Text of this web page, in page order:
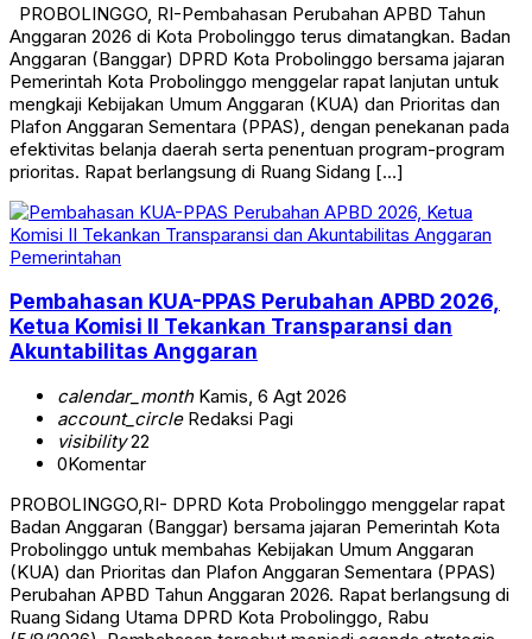
PROBOLINGGO, RI-Pembahasan Perubahan APBD Tahun
Anggaran 2026 di Kota Probolinggo terus dimatangkan. Badan
Anggaran (Banggar) DPRD Kota Probolinggo bersama jajaran
Pemerintah Kota Probolinggo menggelar rapat lanjutan untuk
mengkaji Kebijakan Umum Anggaran (KUA) dan Prioritas dan
Plafon Anggaran Sementara (PPAS), dengan penekanan pada
efektivitas belanja daerah serta penentuan program-program
prioritas. Rapat berlangsung di Ruang Sidang […]
Pemerintahan
Pembahasan KUA-PPAS Perubahan APBD 2026,
Ketua Komisi II Tekankan Transparansi dan
Akuntabilitas Anggaran
calendar_monthKamis, 6 Agt 2026
account_circleRedaksi Pagi
visibility22
0Komentar
PROBOLINGGO,RI- DPRD Kota Probolinggo menggelar rapat
Badan Anggaran (Banggar) bersama jajaran Pemerintah Kota
Probolinggo untuk membahas Kebijakan Umum Anggaran
(KUA) dan Prioritas dan Plafon Anggaran Sementara (PPAS)
Perubahan APBD Tahun Anggaran 2026. Rapat berlangsung di
Ruang Sidang Utama DPRD Kota Probolinggo, Rabu